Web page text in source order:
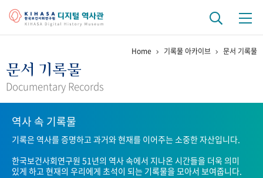
걸어온 길 기관 변천사
연구 역사
정책과 연구 키워드로 보는 연구 역사
연구자들
Home 기록물 아카이브 문서 기록물
문서 기록물
Documentary Records
역사 속 기록물
기록은 역사를 증명하고 과거와 현재를 이어주는 소중한 자산입니다.
한국보건사회연구원 51년의 역사 속에서 지나온 시간들을 더욱 의미
있게 하고 현재의 우리에게 초석이 되는 기록물을 모아서 보여줍니다.